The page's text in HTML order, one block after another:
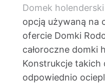
Domek holenderski
opcją używaną na
ofercie Domki
całoroczne domki
Konstrukcje takich
odpowiednio